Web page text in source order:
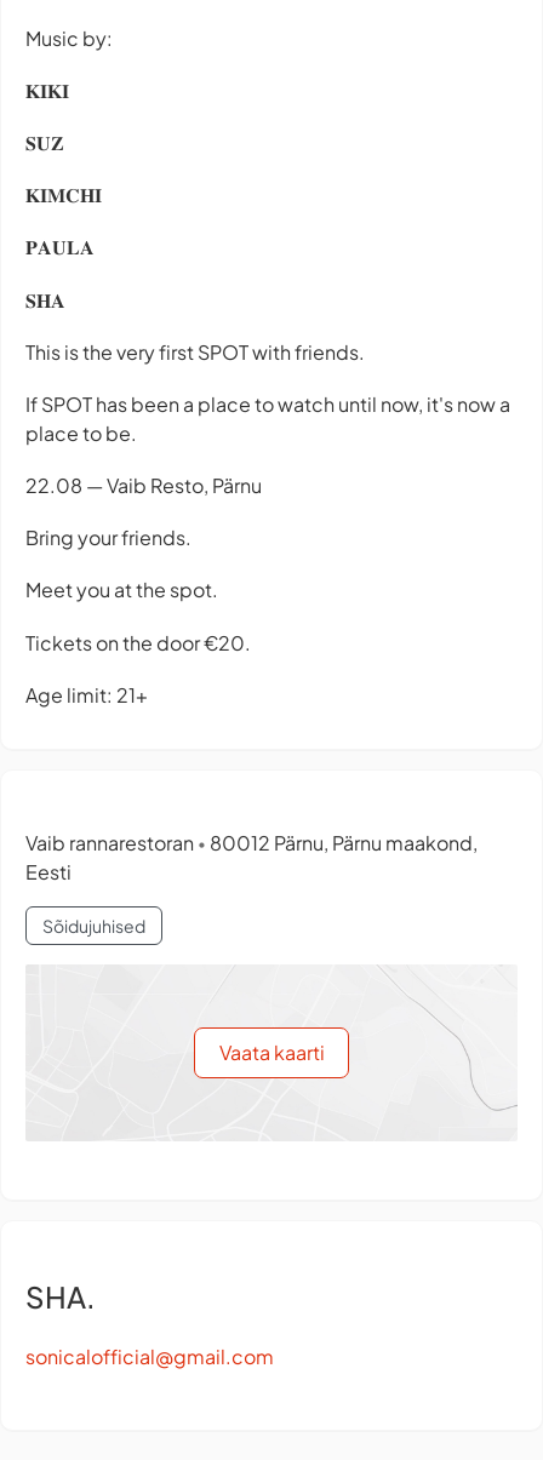
Music by:
𝐊𝐈𝐊𝐈
𝐒𝐔𝐙
𝐊𝐈𝐌𝐂𝐇𝐈
𝐏𝐀𝐔𝐋𝐀
𝐒𝐇𝐀
This is the very first SPOT with friends.
If SPOT has been a place to watch until now, it's now a
place to be.
22.08 — Vaib Resto, Pärnu
Bring your friends.
Meet you at the spot.
Tickets on the door €20.
Age limit: 21+
Vaib rannarestoran • 80012 Pärnu, Pärnu maakond,
Eesti
Sõidujuhised
Vaata kaarti
SHA.
sonicalofficial@gmail.com